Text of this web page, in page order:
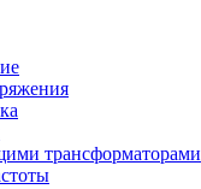
трансформаторами